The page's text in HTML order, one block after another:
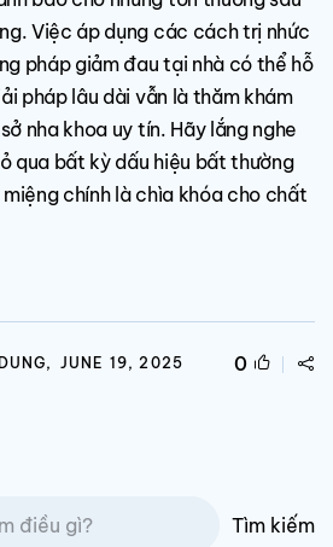
Việc áp dụng các cách trị nhức
pháp giảm đau tại nhà có thể hỗ
pháp lâu dài vẫn là thăm khám
nha khoa uy tín. Hãy lắng nghe
qua bất kỳ dấu hiệu bất thường
chính là chìa khóa cho chất
JUNE 19, 2025 0
Tìm kiếm